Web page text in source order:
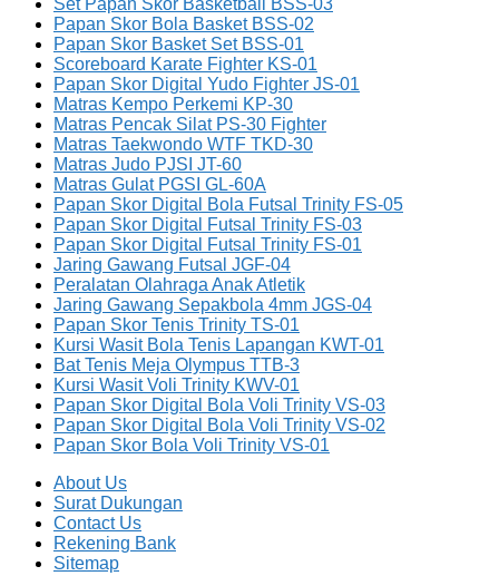
Set Papan Skor Basketball BSS-03
Papan Skor Bola Basket BSS-02
Papan Skor Basket Set BSS-01
Scoreboard Karate Fighter KS-01
Papan Skor Digital Yudo Fighter JS-01
Matras Kempo Perkemi KP-30
Matras Pencak Silat PS-30 Fighter
Matras Taekwondo WTF TKD-30
Matras Judo PJSI JT-60
Matras Gulat PGSI GL-60A
Papan Skor Digital Bola Futsal Trinity FS-05
Papan Skor Digital Futsal Trinity FS-03
Papan Skor Digital Futsal Trinity FS-01
Jaring Gawang Futsal JGF-04
Peralatan Olahraga Anak Atletik
Jaring Gawang Sepakbola 4mm JGS-04
Papan Skor Tenis Trinity TS-01
Kursi Wasit Bola Tenis Lapangan KWT-01
Bat Tenis Meja Olympus TTB-3
Kursi Wasit Voli Trinity KWV-01
Papan Skor Digital Bola Voli Trinity VS-03
Papan Skor Digital Bola Voli Trinity VS-02
Papan Skor Bola Voli Trinity VS-01
About Us
Surat Dukungan
Contact Us
Rekening Bank
Sitemap